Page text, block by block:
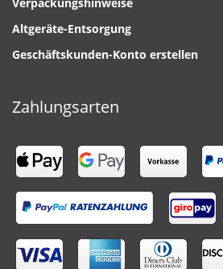
Altgeräte-Entsorgung
Geschäftskunden-Konto erstellen
Zahlungsarten